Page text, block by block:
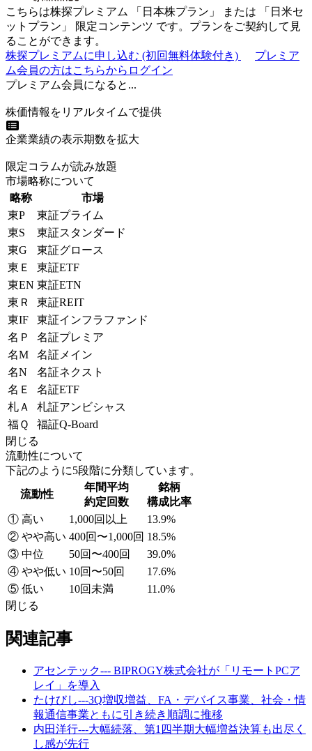
こちらは株探プレミアム 「 日本株プラン 」 または 「 日米セ
ットプラン 」 限定コンテンツ です。プランをご契約して見
ることができます。
株探プレミアムに申し込む (初回無料体験付き)
プレミア
ム会員の方はこちらからログイン
プレミアム会員になると...
株価情報をリアルタイムで提供
企業業績の表示期数を拡大
限定コラムが読み放題
市場略称について
略称
市場
東P
東証プライム
東S
東証スタンダード
東G
東証グロース
東Ｅ
東証ETF
東EN 東証ETN
東Ｒ
東証REIT
東IF
東証インフラファンド
名Ｐ
名証プレミア
名M
名証メイン
名N
名証ネクスト
名Ｅ
名証ETF
札Ａ
札証アンビシャス
福Ｑ
福証Q-Board
閉じる
流動性について
下記のように5段階に分類しています。
流動性
年間平均
約定回数
銘柄
構成比率
① 高い
1,000回以上
13.9%
② やや高い 400回〜1,000回 18.5%
③ 中位
50回〜400回
39.0%
④ やや低い 10回〜50回
17.6%
⑤ 低い
10回未満
11.0%
閉じる
関連記事
アセンテック--- BIPROGY株式会社が「リモートPCア
レイ」を導入
たけびし---3Q増収増益、FA・デバイス事業、社会・情
報通信事業ともに引き続き順調に推移
内田洋行---大幅続落、第1四半期大幅増益決算も出尽く
し感が先行